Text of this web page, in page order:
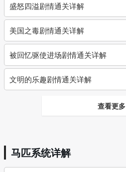
盛怒四溢剧情通关详解
美国之毒剧情通关详解
被回忆驱使进场剧情通关详解
文明的乐趣剧情通关详解
查看更多
马匹系统详解